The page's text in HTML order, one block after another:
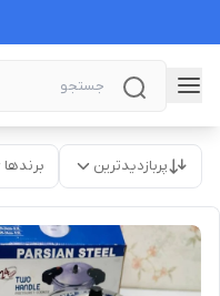
پربازدیدترین برندها